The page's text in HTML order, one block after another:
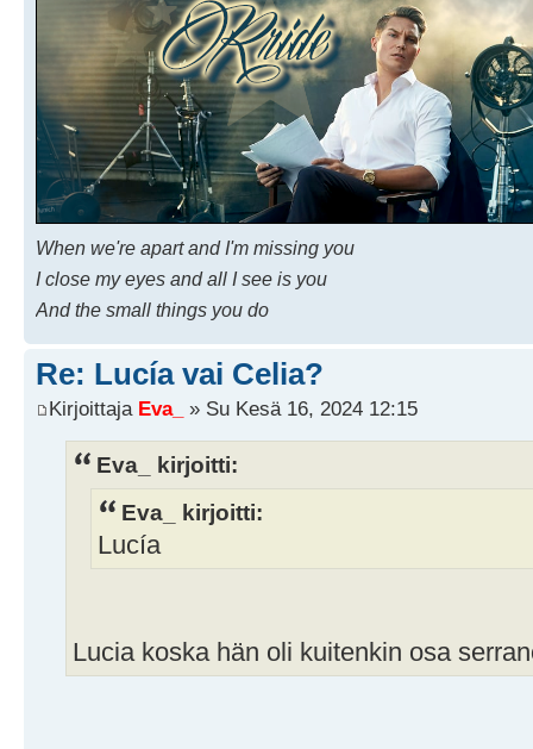
When we're apart and I'm missing you
I close my eyes and all I see is you
And the small things you do
Re: Lucía vai Celia?
Kirjoittaja Eva_ » Su Kesä 16, 2024 12:15
Eva_ kirjoitti:
Eva_ kirjoitti:
Lucía
Lucia koska hän oli kuitenkin osa